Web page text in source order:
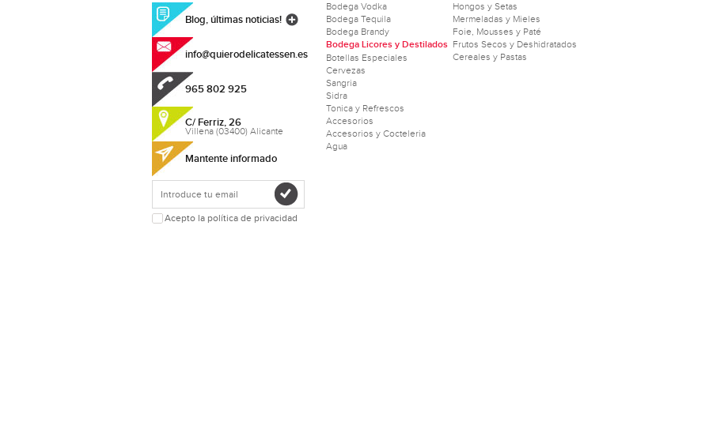
Blog, últimas noticias!
info@quierodelicatessen.es
965 802 925
C/ Ferriz, 26
Villena (03400) Alicante
Mantente informado
Acepto la política de privacidad
Bodega Vodka
Bodega Tequila
Bodega Brandy
Bodega Licores y Destilados
Botellas Especiales
Cervezas
Sangria
Sidra
Tonica y Refrescos
Accesorios
Accesorios y Cocteleria
Agua
Hongos y Setas
Mermeladas y Mieles
Foie, Mousses y Paté
Frutos Secos y Deshidratados
Cereales y Pastas